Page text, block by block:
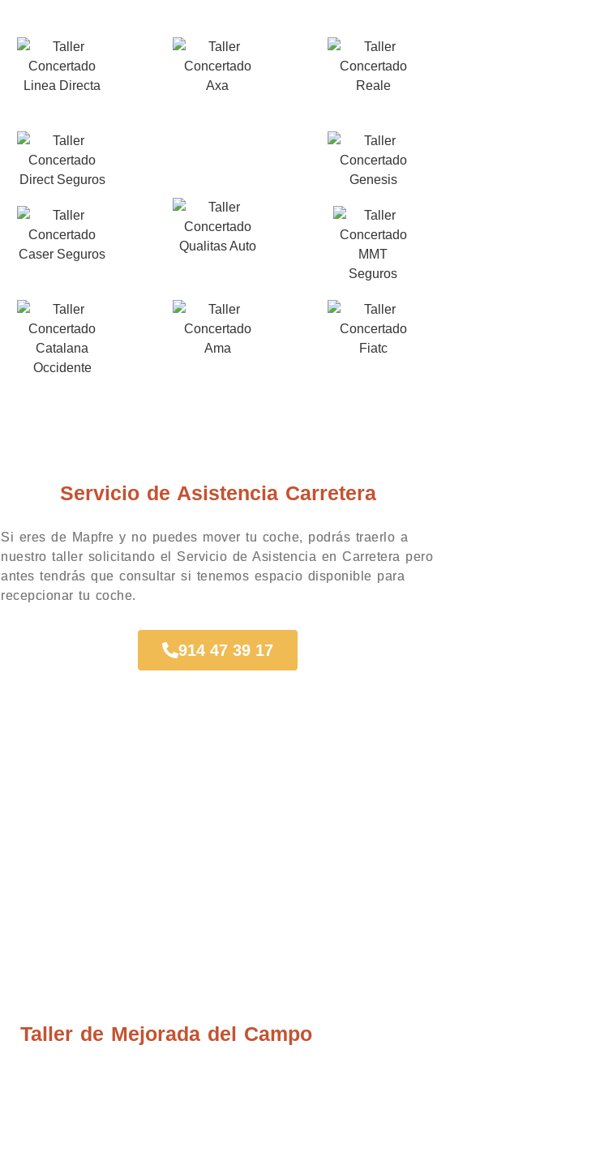
Servicio de Asistencia Carretera
Si eres de Mapfre y no puedes mover tu coche, podrás traerlo a
nuestro taller solicitando el Servicio de Asistencia en Carretera pero
antes tendrás que consultar si tenemos espacio disponible para
recepcionar tu coche.
914 47 39 17
Taller de Mejorada del Campo